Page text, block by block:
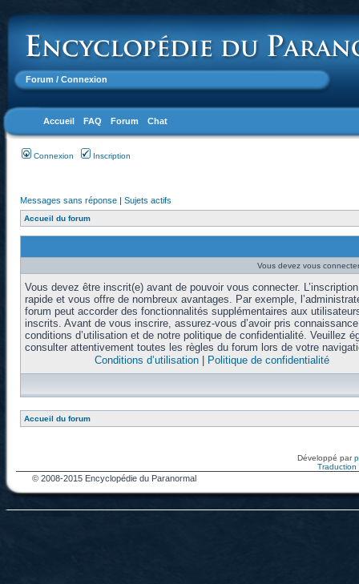
Forum / Connexion
Accueil FAQ Forum Chat
Connexion Inscription
Messages sans réponse | Sujets actifs
Accueil du forum
Vous devez vous
Vous devez être inscrit(e) avant de pouvoir vous connecter.
rapide et vous offre de nombreux avantages. Par exemple,
forum peut accorder des fonctionnalités supplémentaires aux
inscrits. Avant de vous inscrire, assurez-vous d’avoir pris
conditions d’utilisation et de notre politique de confidentialité. Veuillez
consulter attentivement toutes les règles du forum lors de votre
Conditions d’utilisation| Politique de confidentialité
Accueil du forum
Développé par
Traduction
© 2008-2015 Encyclopédie du Paranormal